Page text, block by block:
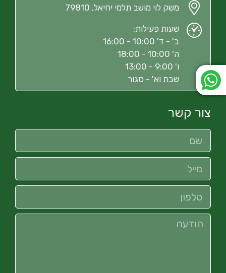
משק לוי מושב תלמי יחיאל, 79810
שעות פעילות:
ב' - ד' 10:00 - 16:00
ה' 10:00 - 18:00
ו' 9:00 - 13:00
שבת וא' - סגור
צור קשר